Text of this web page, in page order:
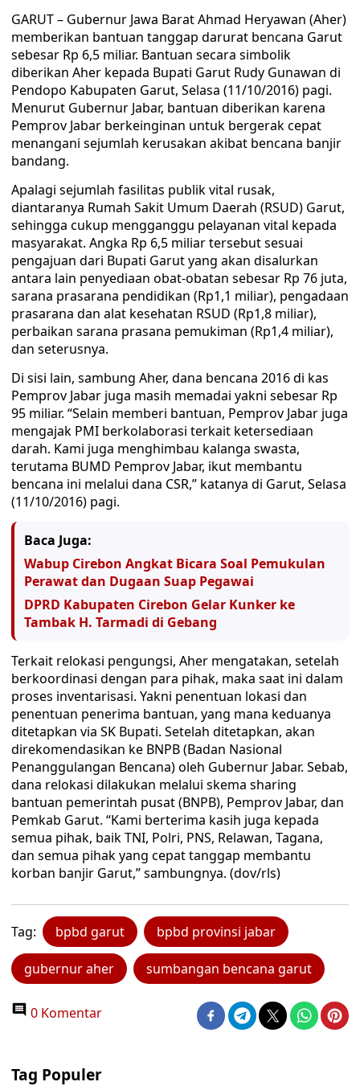
GARUT – Gubernur Jawa Barat Ahmad Heryawan (Aher)
memberikan bantuan tanggap darurat bencana Garut
sebesar Rp 6,5 miliar. Bantuan secara simbolik
diberikan Aher kepada Bupati Garut Rudy Gunawan di
Pendopo Kabupaten Garut, Selasa (11/10/2016) pagi.
Menurut Gubernur Jabar, bantuan diberikan karena
Pemprov Jabar berkeinginan untuk bergerak cepat
menangani sejumlah kerusakan akibat bencana banjir
bandang.
Apalagi sejumlah fasilitas publik vital rusak,
diantaranya Rumah Sakit Umum Daerah (RSUD) Garut,
sehingga cukup mengganggu pelayanan vital kepada
masyarakat. Angka Rp 6,5 miliar tersebut sesuai
pengajuan dari Bupati Garut yang akan disalurkan
antara lain penyediaan obat-obatan sebesar Rp 76 juta,
sarana prasarana pendidikan (Rp1,1 miliar), pengadaan
prasarana dan alat kesehatan RSUD (Rp1,8 miliar),
perbaikan sarana prasana pemukiman (Rp1,4 miliar),
dan seterusnya.
Di sisi lain, sambung Aher, dana bencana 2016 di kas
Pemprov Jabar juga masih memadai yakni sebesar Rp
95 miliar. “Selain memberi bantuan, Pemprov Jabar juga
mengajak PMI berkolaborasi terkait ketersediaan
darah. Kami juga menghimbau kalanga swasta,
terutama BUMD Pemprov Jabar, ikut membantu
bencana ini melalui dana CSR,” katanya di Garut, Selasa
(11/10/2016) pagi.
Baca Juga:
Wabup Cirebon Angkat Bicara Soal Pemukulan
Perawat dan Dugaan Suap Pegawai
DPRD Kabupaten Cirebon Gelar Kunker ke
Tambak H. Tarmadi di Gebang
Terkait relokasi pengungsi, Aher mengatakan, setelah
berkoordinasi dengan para pihak, maka saat ini dalam
proses inventarisasi. Yakni penentuan lokasi dan
penentuan penerima bantuan, yang mana keduanya
ditetapkan via SK Bupati. Setelah ditetapkan, akan
direkomendasikan ke BNPB (Badan Nasional
Penanggulangan Bencana) oleh Gubernur Jabar. Sebab,
dana relokasi dilakukan melalui skema sharing
bantuan pemerintah pusat (BNPB), Pemprov Jabar, dan
Pemkab Garut. “Kami berterima kasih juga kepada
semua pihak, baik TNI, Polri, PNS, Relawan, Tagana,
dan semua pihak yang cepat tanggap membantu
korban banjir Garut,” sambungnya. (dov/rls)
Tag: bpbd garut bpbd provinsi jabar
gubernur aher sumbangan bencana garut
0 Komentar
Tag Populer